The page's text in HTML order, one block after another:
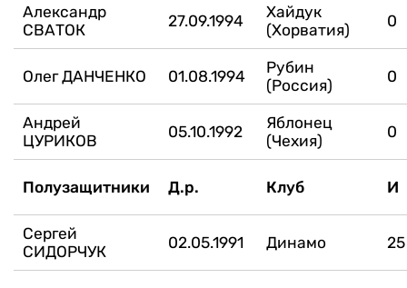
Александр
СВАТОК
27.09.1994
Хайдук
(Хорватия)
0
Олег ДАНЧЕНКО 01.08.1994
Рубин
(Россия)
0
Андрей
ЦУРИКОВ
05.10.1992
Яблонец
(Чехия)
0
Полузащитники Д.р. Клуб И
Сергей
СИДОРЧУК
02.05.1991 Динамо 25